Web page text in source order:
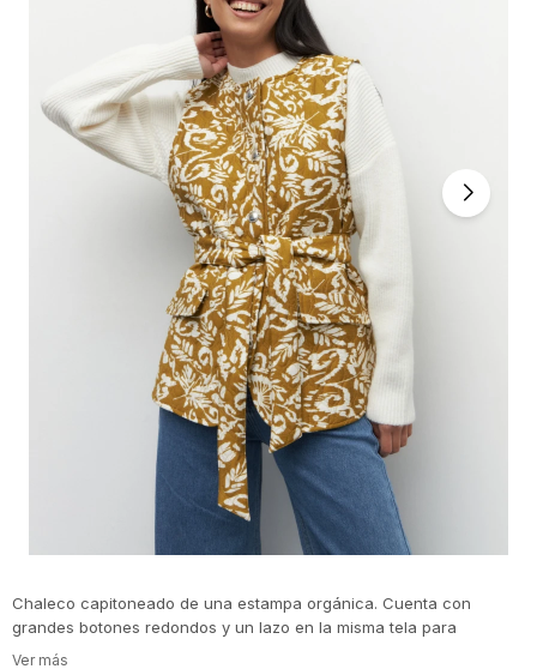
Chaleco capitoneado de una estampa orgánica. Cuenta con
grandes botones redondos y un lazo en la misma tela para
acentuar la cintura.